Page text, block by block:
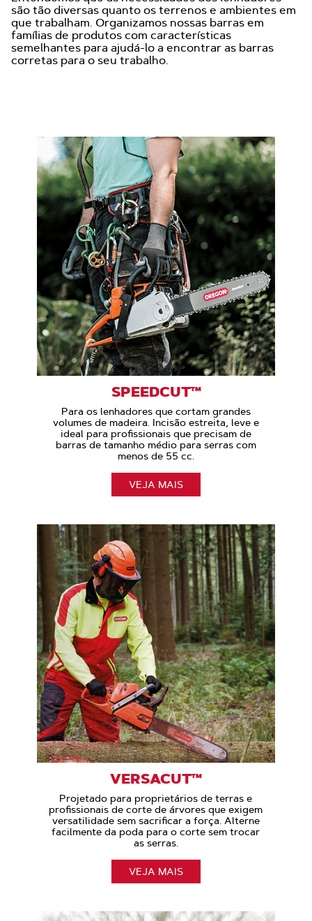
são tão diversas quanto os terrenos e ambientes em
que trabalham. Organizamos nossas barras em
famílias de produtos com características
semelhantes para ajudá-lo a encontrar as barras
corretas para o seu trabalho.
SPEEDCUT™
Para os lenhadores que cortam grandes
volumes de madeira. Incisão estreita, leve e
ideal para profissionais que precisam de
barras de tamanho médio para serras com
menos de 55 cc.
VEJA MAIS
VERSACUT™
Projetado para proprietários de terras e
profissionais de corte de árvores que exigem
versatilidade sem sacrificar a força. Alterne
facilmente da poda para o corte sem trocar
as serras.
VEJA MAIS